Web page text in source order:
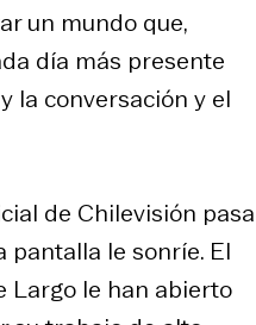
un mundo que,
día más presente
la conversación y el
de Chilevisión pasa
pantalla le sonríe. El
Largo le han abierto